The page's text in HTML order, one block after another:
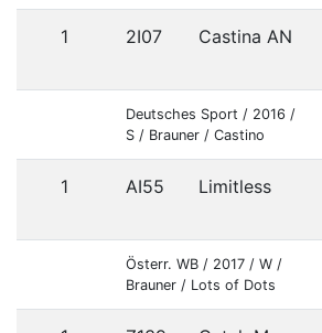
1 2I07 Castina AN
Deutsches Sport / 2016 /
S / Brauner / Castino
1 AI55 Limitless
Österr. WB / 2017 / W /
Brauner / Lots of Dots